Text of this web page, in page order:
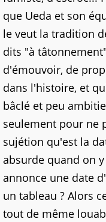
que Ueda et son
le veut la tradition
dits "à
d'émouvoir, de
dans l'histoire, et
bâclé et peu
seulement pour ne
sujétion qu'est la
absurde quand on
annonce une date
un tableau ? Alors
tout de même